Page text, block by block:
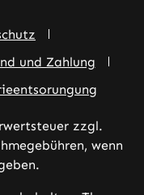
und Zahlung
zzgl.
wenn